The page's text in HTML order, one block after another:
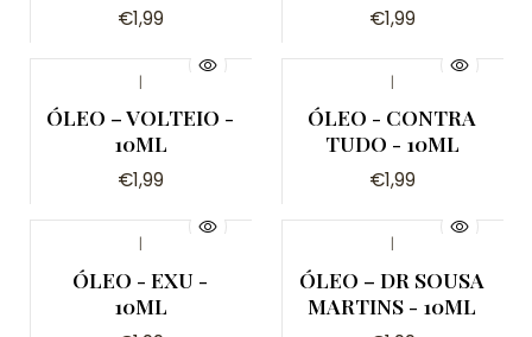
€1,99 €1,99
|
ÓLEO – VOLTEIO -
10ML
€1,99
|
ÓLEO - CONTRA
TUDO - 10ML
€1,99
ÓLEO - EXU -
10ML
ÓLEO – DR SOUSA
MARTINS - 10ML